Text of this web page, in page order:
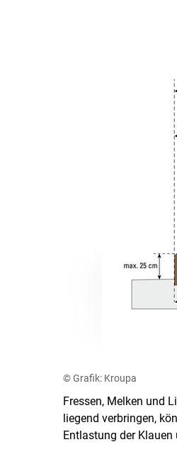
© Grafik: Kroupa
Fressen, Melken und
liegend verbringen,
Entlastung der Klauen